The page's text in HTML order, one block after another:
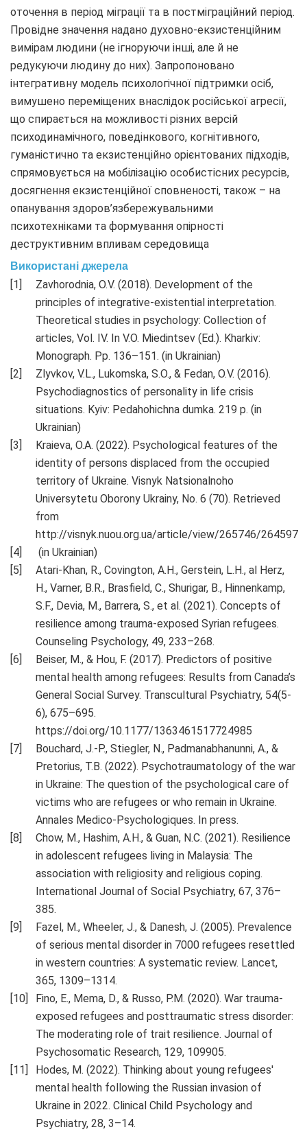
оточення в період міграції та в постміграційний період.
Провідне значення надано духовно-екзистенційним
вимірам людини (не ігноруючи інші, але й не
редукуючи людину до них). Запропоновано
інтегративну модель психологічної підтримки осіб,
вимушено переміщених внаслідок російської агресії,
що спирається на можливості різних версій
психодинамічного, поведінкового, когнітивного,
гуманістично та екзистенційно орієнтованих підходів,
спрямовується на мобілізацію особистісних ресурсів,
досягнення екзистенційної сповненості, також – на
опанування здоров’язбережувальними
психотехніками та формування опірності
деструктивним впливам середовища
Використані джерела
Zavhorodnia, O.V. (2018). Development of the
principles of integrative-existential interpretation.
Theoretical studies in psychology: Collection of
articles, Vol. IV. In V.O. Miedintsev (Ed.). Kharkiv:
Monograph. Pp. 136–151. (in Ukrainian)
Zlyvkov, V.L., Lukomska, S.O., & Fedan, O.V. (2016).
Psychodiagnostics of personality in life crisis
situations. Kyiv: Pedahohichna dumka. 219 p. (in
Ukrainian)
Kraieva, O.A. (2022). Psychological features of the
identity of persons displaced from the occupied
territory of Ukraine. Visnyk Natsionalnoho
Universytetu Oborony Ukrainy, No. 6 (70). Retrieved
from
http://visnyk.nuou.org.ua/article/view/265746/264597
(in Ukrainian)
Atari-Khan, R., Covington, A.H., Gerstein, L.H., al Herz,
H., Varner, B.R., Brasfield, C., Shurigar, B., Hinnenkamp,
S.F., Devia, M., Barrera, S., et al. (2021). Concepts of
resilience among trauma-exposed Syrian refugees.
Counseling Psychology, 49, 233–268.
Beiser, M., & Hou, F. (2017). Predictors of positive
mental health among refugees: Results from Canada’s
General Social Survey. Transcultural Psychiatry, 54(5-
6), 675–695.
https://doi.org/10.1177/1363461517724985
Bouchard, J.-P., Stiegler, N., Padmanabhanunni, A., &
Pretorius, T.B. (2022). Psychotraumatology of the war
in Ukraine: The question of the psychological care of
victims who are refugees or who remain in Ukraine.
Annales Medico-Psychologiques. In press.
Chow, M., Hashim, A.H., & Guan, N.C. (2021). Resilience
in adolescent refugees living in Malaysia: The
association with religiosity and religious coping.
International Journal of Social Psychiatry, 67, 376–
385.
Fazel, M., Wheeler, J., & Danesh, J. (2005). Prevalence
of serious mental disorder in 7000 refugees resettled
in western countries: A systematic review. Lancet,
365, 1309–1314.
Fino, E., Mema, D., & Russo, P.M. (2020). War trauma-
exposed refugees and posttraumatic stress disorder:
The moderating role of trait resilience. Journal of
Psychosomatic Research, 129, 109905.
Hodes, M. (2022). Thinking about young refugees'
mental health following the Russian invasion of
Ukraine in 2022. Clinical Child Psychology and
Psychiatry, 28, 3–14.